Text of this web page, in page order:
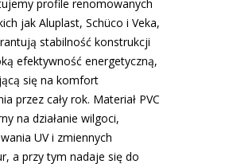
profile renomowanych
jak Aluplast, Schüco i Veka,
stabilność konstrukcji
efektywność energetyczną,
się na komfort
przez cały rok. Materiał PVC
na działanie wilgoci,
UV i zmiennych
a przy tym nadaje się do